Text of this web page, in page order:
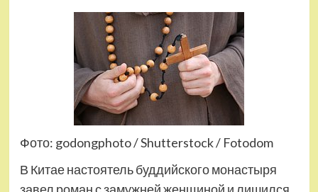
Фото: godongphoto / Shutterstock / Fotodom
В Китае настоятель буддийского монастыря